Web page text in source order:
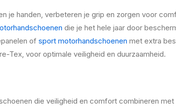
handen, verbeteren je grip en zorgen voor
die je het hele jaar door
of sport motorhandschoenen met extra
Tex, voor optimale veiligheid en duurzaamheid.
die veiligheid en comfort combineren